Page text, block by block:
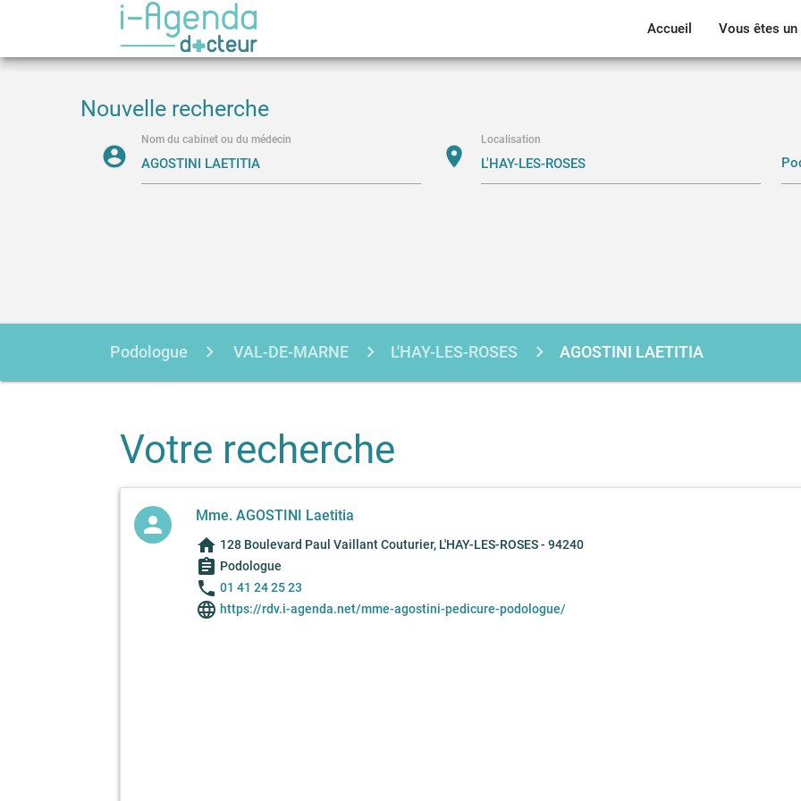
Accueil Vous êtes
Nouvelle recherche
account_circle
Nom du cabinet ou du médecin
location_on
Localisation
Podologue VAL-DE-MARNE L'HAY-LES-ROSES AGOSTINI LAETITIA
Votre recherche
person Mme. AGOSTINI Laetitia
home 128 Boulevard Paul Vaillant Couturier, L'HAY-LES-ROSES - 94240
assignment Podologue
phone 01 41 24 25 23
language https://rdv.i-agenda.net/mme-agostini-pedicure-podologue/